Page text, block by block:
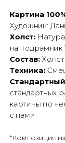
Картина
Художник:
Холст:
на подрамник
Состав:
Техника:
стандартных
картины по
с нами
*Композиция